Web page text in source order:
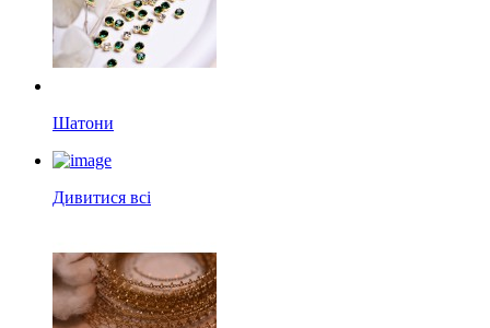
Шатони
Дивитися всі